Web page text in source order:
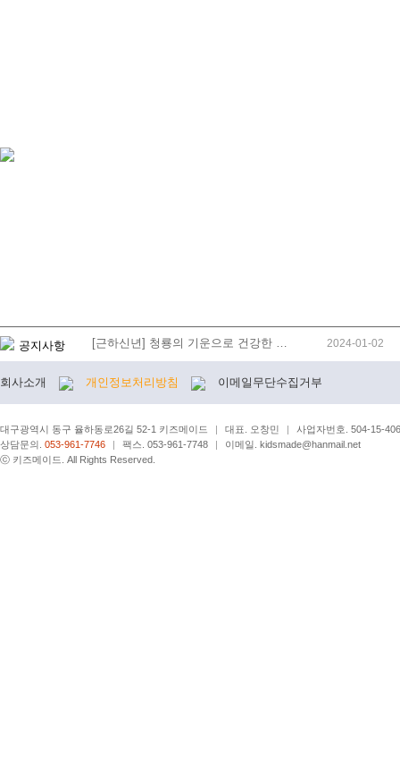
공지사항 [근하신년] 청룡의 기운으로 건강한 … 2024-01-02
회사소개 개인정보처리방침 이메일무단수집거부
대구광역시 동구 율하동로26길 52-1 키즈메이드 대표. 오창민
사업자번호. 504-15-
상담문의. 053-961-7746 팩스. 053-961-7748
이메일. kidsmade@hanmail.net
ⓒ 키즈메이드. All Rights Reserved.